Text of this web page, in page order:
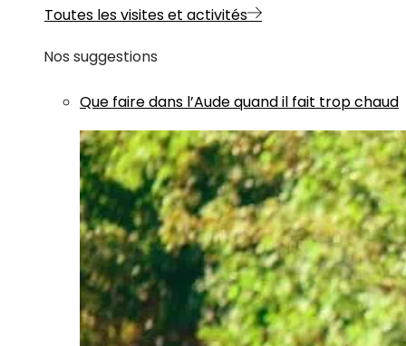
Toutes les visites et activités
Nos suggestions
Que faire dans l’Aude quand il fait trop chaud